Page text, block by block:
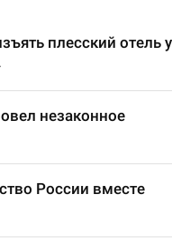
плесский отель у
незаконное
России вместе